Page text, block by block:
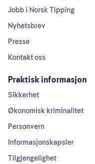
Jobb i Norsk Tipping
Nyhetsbrev
Presse
Kontakt oss
Praktisk informasjon
Sikkerhet
Økonomisk kriminalitet
Personvern
Informasjonskapsler
Tilgjengelighet